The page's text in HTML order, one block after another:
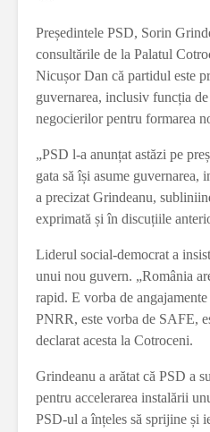
Președintele PSD, Sorin
consultările de la Palatul
Nicușor Dan că partidul este
guvernarea, inclusiv funcția
negocierilor pentru formarea
„PSD l-a anunțat astăzi pe
gata să își asume guvernarea,
a precizat Grindeanu,
exprimată și în discuțiile
Liderul social-democrat a
unui nou guvern. „România
rapid. E vorba de
PNRR, este vorba de SAFE,
declarat acesta la Cotroceni.
Grindeanu a arătat că PSD a
pentru accelerarea instalării
PSD-ul a înțeles să sprijine și